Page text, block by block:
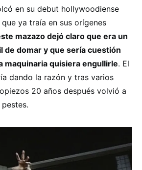
en su debut hollywoodiense
ya traía en sus orígenes
mazazo dejó claro que era un
de domar y que sería cuestión
maquinaria quisiera engullirle. El
dando la razón y tras varios
20 años después volvió a